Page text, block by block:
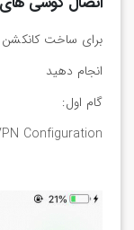
انجام دهید
گام اول:
Configuration